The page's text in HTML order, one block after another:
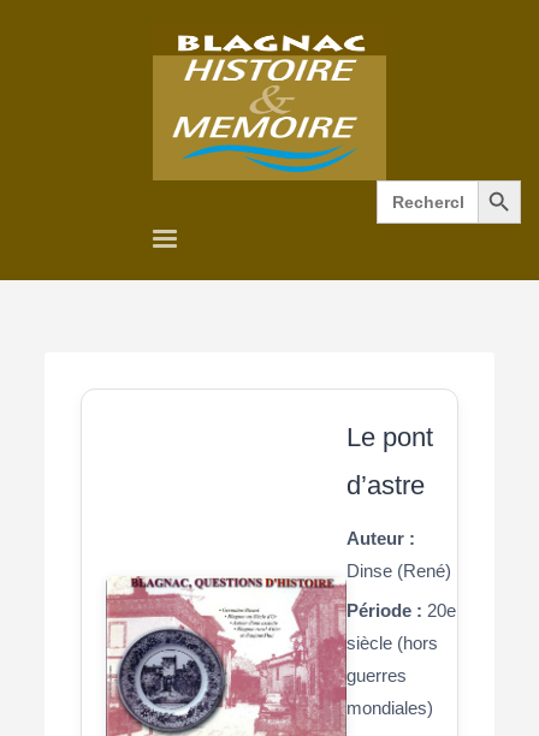
Search
for:
Search Button
Le pont
d’astre
Auteur :
Dinse (René)
Période : 20e
siècle (hors
guerres
mondiales)